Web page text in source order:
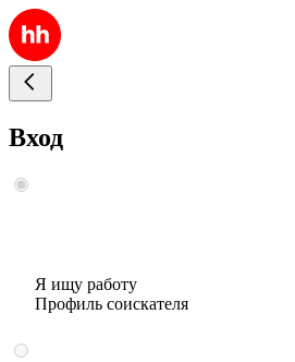
Вход
Я ищу работу
Профиль соискателя